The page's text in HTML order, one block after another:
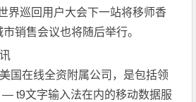
巡回用户大会下一站将移师香
销售会议也将随后举行。
在线全资附属公司，是包括领
t9文字输入法在内的移动数据服